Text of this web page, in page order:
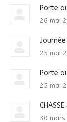
Porte
26 mai
25 mai
Porte
25 mai
CHASSE
30 mars